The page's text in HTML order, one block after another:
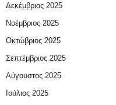
Δεκέμβριος 2025
Νοέμβριος 2025
Οκτώβριος 2025
Σεπτέμβριος 2025
Αύγουστος 2025
Ιούλιος 2025